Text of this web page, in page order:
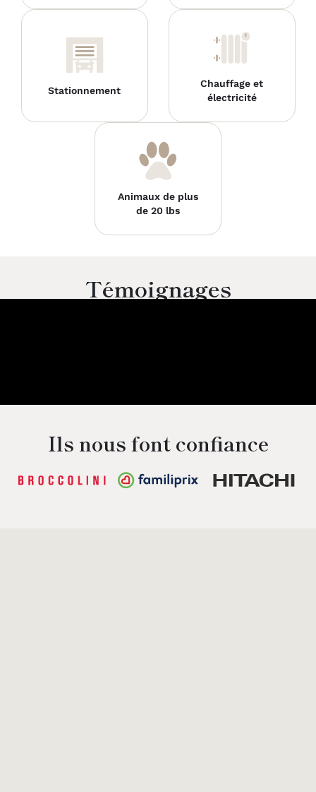
Stationnement
Chauffage et
électricité
Animaux de plus
de 20 lbs
Témoignages
Ils nous font confiance